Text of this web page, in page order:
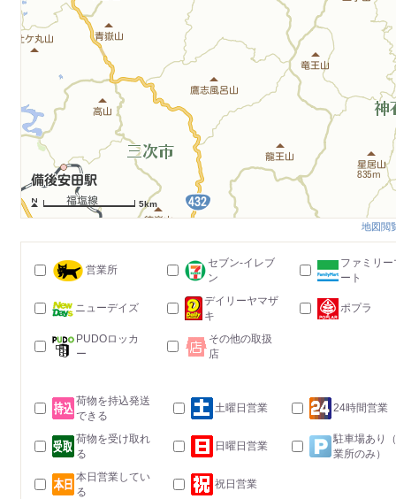
5km
地図閲
営業所
セブン-イレブ
ン
ファミリー
ート
ニューデイズ
デイリーヤマザ
キ
ポプラ
PUDOロッカ
ー
その他の取扱
店
荷物を持込発送
できる
土曜日営業 24時間営業
荷物を受け取れ
る
日曜日営業
駐車場あり
業所のみ）
本日営業してい
る
祝日営業